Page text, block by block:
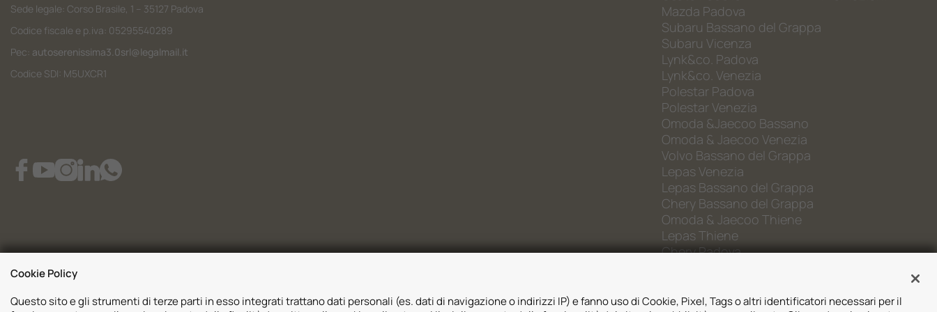
Sede legale: Corso Brasile, 1 – 35127 Padova
Codice fiscale e p.iva: 05295540289
Pec: autoserenissima3.0srl@legalmail.it
Codice SDI: M5UXCR1
Mazda Padova
Subaru Bassano del Grappa
Subaru Vicenza
Lynk&co. Padova
Lynk&co. Venezia
Polestar Padova
Polestar Venezia
Omoda &Jaecoo Bassano
Omoda & Jaecoo Venezia
Volvo Bassano del Grappa
Lepas Venezia
Lepas Bassano del Grappa
Chery Bassano del Grappa
Omoda & Jaecoo Thiene
Lepas Thiene
Chery Padova
Cookie Policy
Questo sito e gli strumenti di terze parti in esso integrati trattano dati personali (es. dati di navigazione o indirizzi IP) e fanno uso di Cookie, Pixel, Tags o altri identificatori necessari per il